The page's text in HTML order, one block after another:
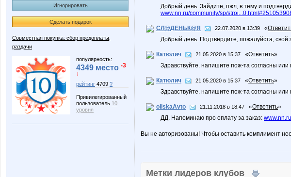
Игнорировать
Сделать подарок
Совместная покупка: сбор предоплаты,
раздачи
популярность:
4349 место -3
↓
рейтинг 4709 ?
Привилегированный
пользователь 10
уровня
Добрый день. Зайдите, пжл, в тему и
www.nn.ru/community/sp/
СЛ@ДЕНЬК@Я 22.07.2020 в 13:39 «
Добрый день. Подтвердите, пожалуйста, свой
Катюлич 21.05.2020 в 15:37 «Ответить»
Здравствуйте. напишите пож-та согласны или
Катюлич 21.05.2020 в 15:37 «Ответить»
Здравствуйте. напишите пож-та согласны или
oliskaAvto 21.11.2018 в 18:47 «Ответить»
ДД. Напоминаю про оплату за заказ:
Вы не авторизованы! Чтобы оставить комплимент
Метки лидеров клубов